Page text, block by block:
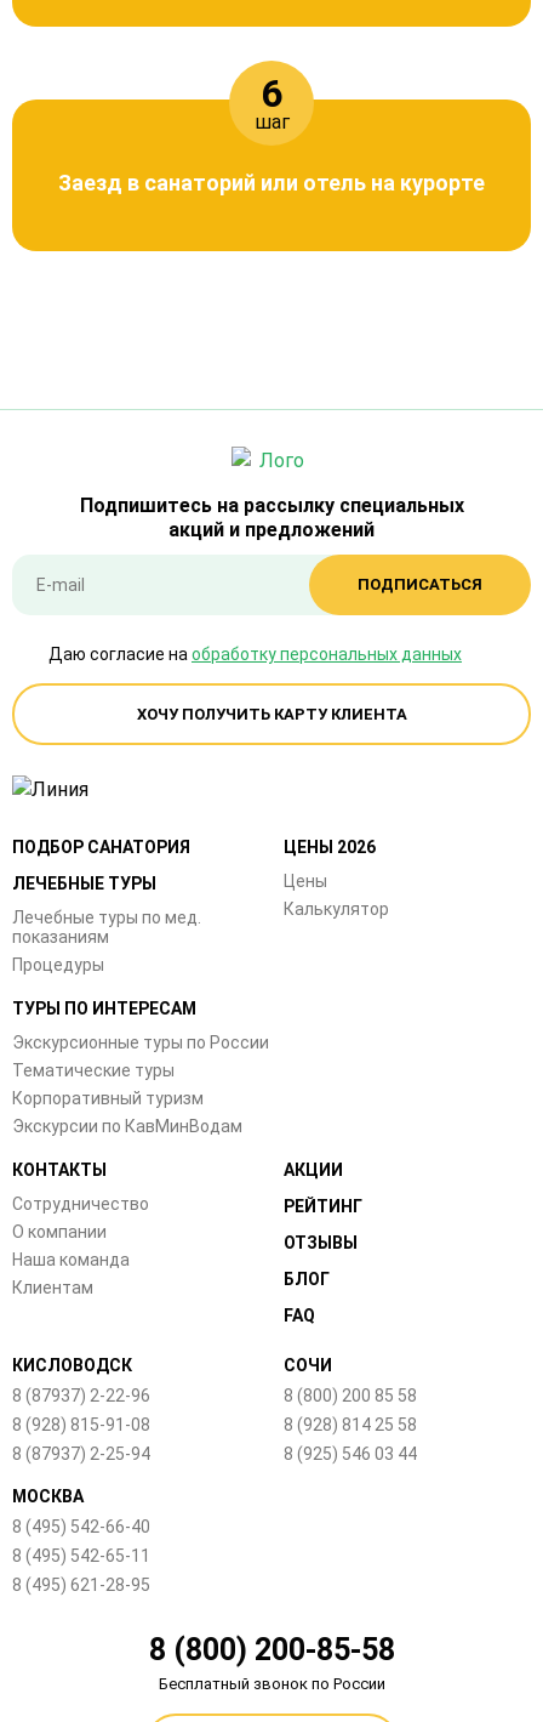
6
шаг
Заезд в санаторий или отель на курорте
Подпишитесь на рассылку специальных
акций и предложений
ПОДПИСАТЬСЯ
Даю согласие на обработку персональных данных
ХОЧУ ПОЛУЧИТЬ КАРТУ КЛИЕНТА
ПОДБОР САНАТОРИЯ
ЛЕЧЕБНЫЕ ТУРЫ
Лечебные туры по мед.
показаниям
Процедуры
ЦЕНЫ 2026
Цены
Калькулятор
ТУРЫ ПО ИНТЕРЕСАМ
Экскурсионные туры по России
Тематические туры
Корпоративный туризм
Экскурсии по КавМинВодам
КОНТАКТЫ
Сотрудничество
О компании
Наша команда
Клиентам
АКЦИИ
РЕЙТИНГ
ОТЗЫВЫ
БЛОГ
FAQ
КИСЛОВОДСК
8 (87937) 2-22-96
8 (928) 815-91-08
8 (87937) 2-25-94
СОЧИ
8 (800) 200 85 58
8 (928) 814 25 58
8 (925) 546 03 44
МОСКВА
8 (495) 542-66-40
8 (495) 542-65-11
8 (495) 621-28-95
8 (800) 200-85-58
Бесплатный звонок по России